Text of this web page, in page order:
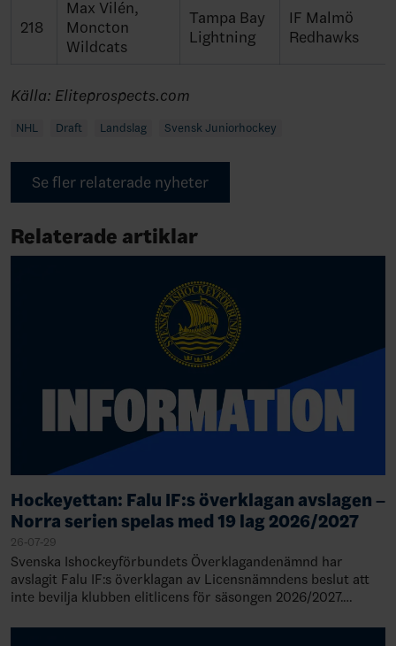
218
Max Vilén,
Moncton
Wildcats
Tampa Bay
Lightning
IF Malmö
Redhawks
Källa: Eliteprospects.com
NHL Draft Landslag Svensk Juniorhockey
Se fler relaterade nyheter
Relaterade artiklar
Hockeyettan: Falu IF:s överklagan avslagen –
Norra serien spelas med 19 lag 2026/2027
26-07-29
Svenska Ishockeyförbundets Överklagandenämnd har
avslagit Falu IF:s överklagan av Licensnämndens beslut att
inte bevilja klubben elitlicens för säsongen 2026/2027.